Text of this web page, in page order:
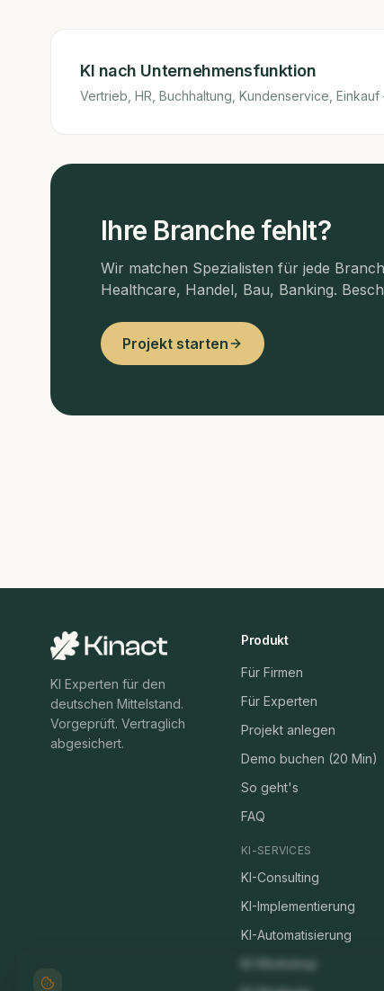
KI nach Unternehmensfunktion
Vertrieb, HR, Buchhaltung, Kundenservice,
Ihre Branche fehlt?
Wir matchen Spezialisten für jede
Healthcare, Handel, Bau, Banking.
Projekt starten
KI Experten für den
deutschen Mittelstand.
Vorgeprüft. Vertraglich
abgesichert.
Produkt
Für Firmen
Für Experten
Projekt anlegen
Demo buchen (20 Min)
So geht's
FAQ
KI-SERVICES
KI-Consulting
KI-Implementierung
KI-Automatisierung
KI-Workshop